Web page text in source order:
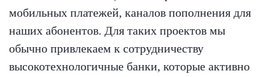
мобильных платежей, каналов пополнения для
наших абонентов. Для таких проектов мы
обычно привлекаем к сотрудничеству
высокотехнологичные банки, которые активно